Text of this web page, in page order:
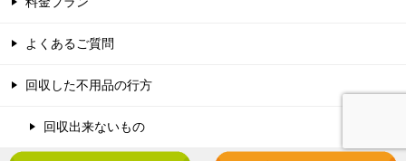
よくあるご質問
回収した不用品の行方
回収出来ないもの